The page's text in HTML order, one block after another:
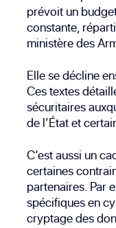
prévoit un
constante,
ministère des
Elle se décline
Ces textes
sécuritaires
de l’État et
C’est aussi un
certaines
partenaires. Par
spécifiques en
cryptage des